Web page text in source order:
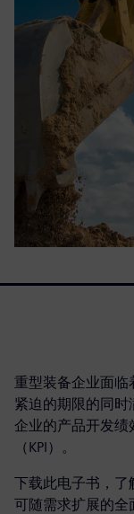
重型装备企业面临
紧迫的期限的同
企业的产品开发绩
（KPI）。
下载此电子书，了
可随需求扩展的全